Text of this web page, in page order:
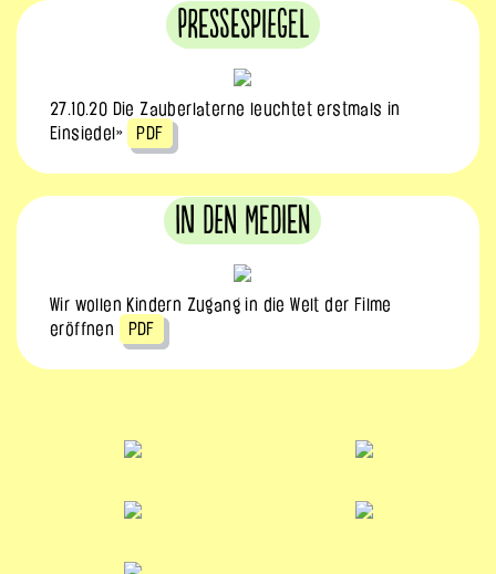
Pressespiegel
27.10.20 Die Zauberlaterne leuchtet erstmals in
Einsiedel»
PDF
In den Medien
Wir wollen Kindern Zugang in die Welt der Filme
eröffnen
PDF